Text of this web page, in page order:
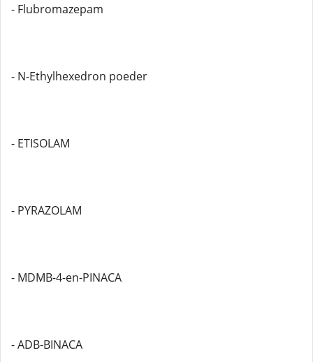
- Flubromazepam
- N-Ethylhexedron poeder
- ETISOLAM
- PYRAZOLAM
- MDMB-4-en-PINACA
- ADB-BINACA